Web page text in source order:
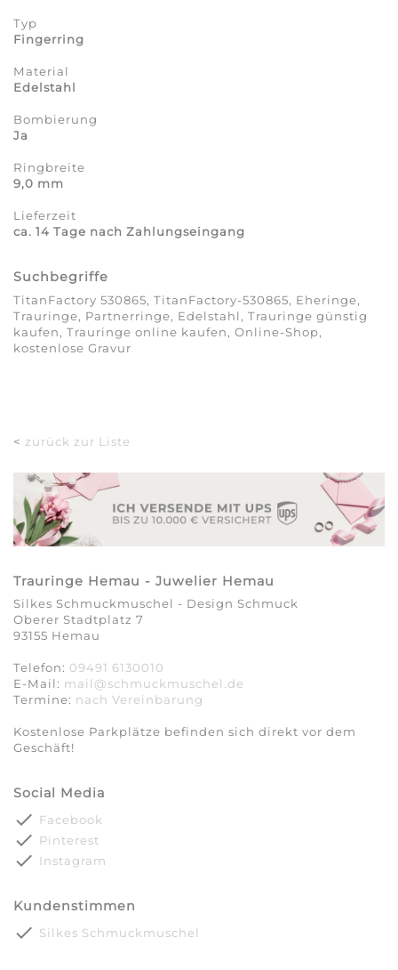
Typ
Fingerring
Material
Edelstahl
Bombierung
Ja
Ringbreite
9,0 mm
Lieferzeit
ca. 14 Tage nach Zahlungseingang
Suchbegriffe
TitanFactory 530865, TitanFactory-530865, Eheringe,
Trauringe, Partnerringe, Edelstahl, Trauringe günstig
kaufen, Trauringe online kaufen, Online-Shop,
kostenlose Gravur
< zurück zur Liste
Trauringe Hemau - Juwelier Hemau
Silkes Schmuckmuschel - Design Schmuck
Oberer Stadtplatz 7
93155 Hemau
Telefon: 09491 6130010
E-Mail: mail@schmuckmuschel.de
Termine: nach Vereinbarung​​​​​​​
Kostenlose Parkplätze befinden sich direkt vor dem
Geschäft!
Social Media
done Facebook
done Pinterest
done Instagram
Kundenstimmen
done Silkes Schmuckmuschel